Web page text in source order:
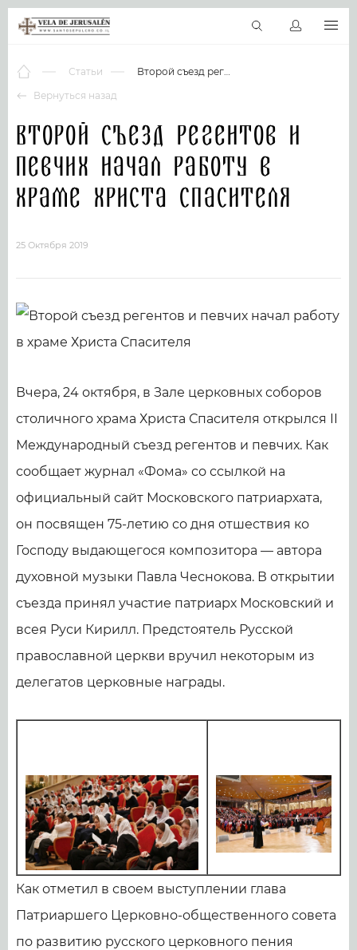
Виртуальные туры
RU
Вернуться назад
Статьи Второй съезд регентов и певчих начал работу в храме Христа Спасителя
Второй съезд регентов и
певчих начал работу в
храме Христа Спасителя
25 Октября 2019
Вчера, 24 октября, в Зале церковных соборов
столичного храма Христа Спасителя открылся II
Международный съезд регентов и певчих. Как
сообщает журнал «Фома» со ссылкой на
официальный сайт Московского патриархата,
он посвящен 75-летию со дня отшествия ко
Господу выдающегося композитора — автора
духовной музыки Павла Чеснокова. В открытии
съезда принял участие патриарх Московский и
всея Руси Кирилл. Предстоятель Русской
православной церкви вручил некоторым из
делегатов церковные награды.
Как отметил в своем выступлении глава
Патриаршего Церковно-общественного совета
по развитию русского церковного пения